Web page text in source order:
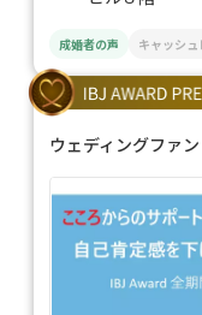
成婚者の声 キャッシュ
ウェディングファン